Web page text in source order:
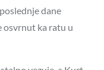
dane
osvrnut ka ratu u